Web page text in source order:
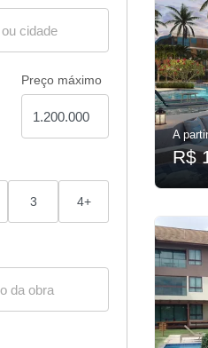
Preço máximo
3 4+
A
R$